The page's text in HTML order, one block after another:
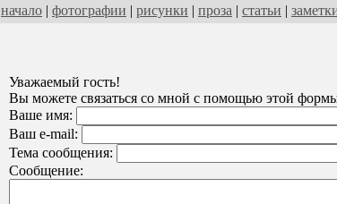
начало | фотографии | рисунки | проза | статьи |
Уважаемый гость!
Вы можете связаться со мной с помощью этой
Ваше имя:
Ваш e-mail:
Тема сообщения:
Сообщение: